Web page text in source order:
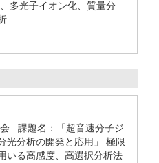
多光子イオン化、質量分
課題名：「超音速分子ジ
光分析の開発と応用」 極限
いる高感度、高選択分析法